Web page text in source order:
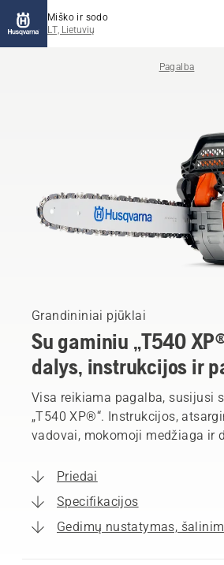
Miško ir sodo
LT, Lietuvių
Pagalba
Grandininiai pjūklai
Su gaminiu „T540
dalys, instrukcijos ir
Visa reikiama pagalba, susijusi
„T540 XP®“. Instrukcijos,
vadovai, mokomoji medžiaga ir
Priedai
Specifikacijos
Gedimų nustatymas,